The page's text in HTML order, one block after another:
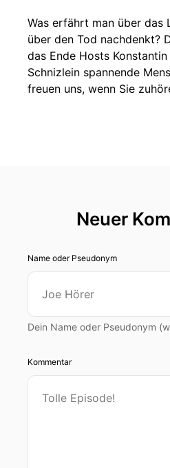
Was erfährt man über das
über den Tod nachdenkt?
das Ende Hosts
Schnizlein spannende
freuen uns, wenn Sie
Neuer
Name oder Pseudonym
Dein Name oder Pseudonym
Kommentar